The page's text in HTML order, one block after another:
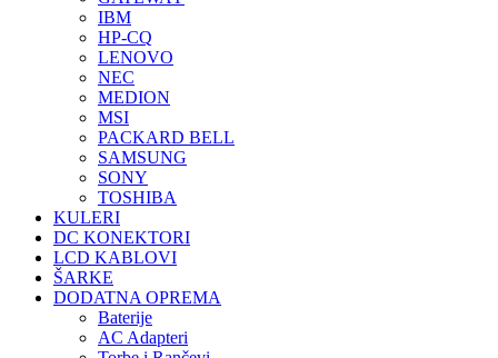
IBM
HP-CQ
LENOVO
NEC
MEDION
MSI
PACKARD BELL
SAMSUNG
SONY
TOSHIBA
KULERI
DC KONEKTORI
LCD KABLOVI
ŠARKE
DODATNA OPREMA
Baterije
AC Adapteri